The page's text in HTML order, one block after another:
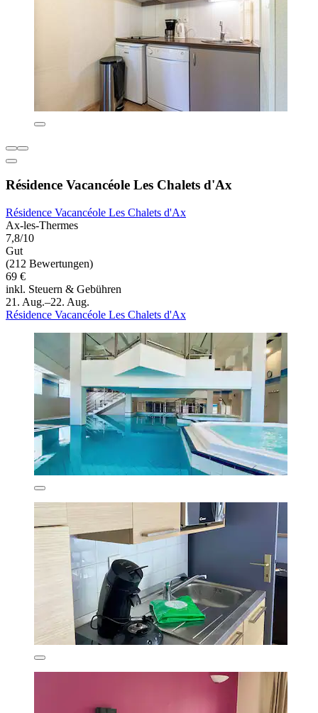
Résidence Vacancéole Les Chalets d'Ax
Résidence Vacancéole Les Chalets d'Ax
Ax-les-Thermes
7,8/10
Gut
(212 Bewertungen)
69 €
inkl. Steuern & Gebühren
21. Aug.–22. Aug.
Résidence Vacancéole Les Chalets d'Ax